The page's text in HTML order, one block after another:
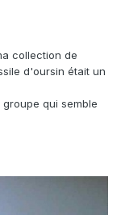
collection de
d'oursin était un
qui semble